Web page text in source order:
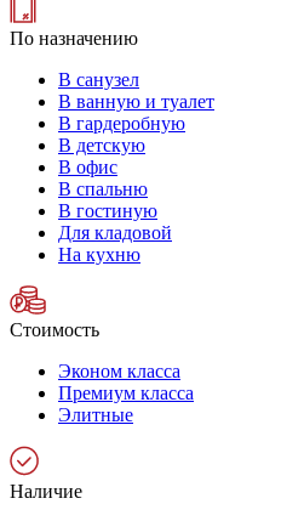
По назначению
В санузел
В ванную и туалет
В гардеробную
В детскую
В офис
В спальню
В гостиную
Для кладовой
На кухню
Стоимость
Эконом класса
Премиум класса
Элитные
Наличие